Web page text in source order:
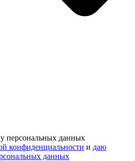
персональных данных
конфиденциальности и даю
данных